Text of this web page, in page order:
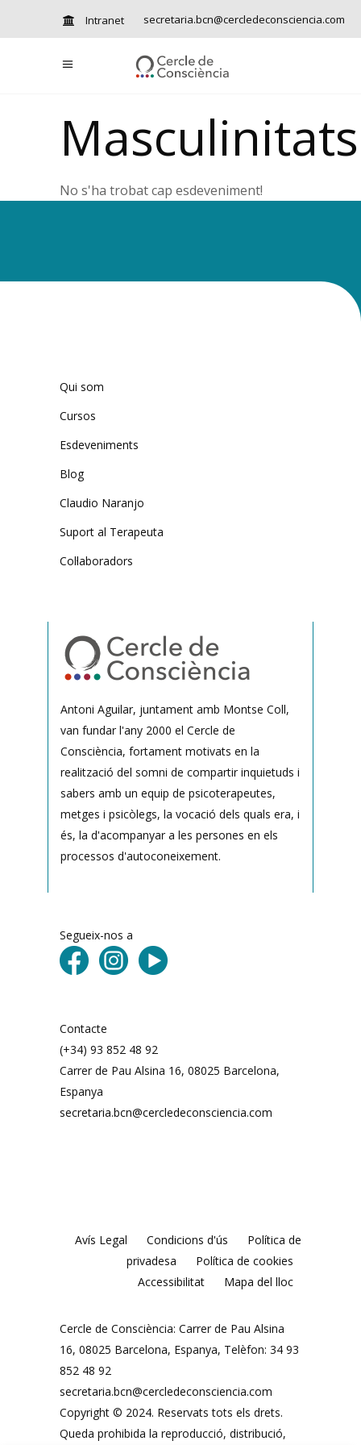
Intranet secretaria.bcn@cercledeconsciencia.com
Masculinitats
No s'ha trobat cap esdeveniment!
Qui som
Cursos
Esdeveniments
Blog
Claudio Naranjo
Suport al Terapeuta
Col·laboradors
Antoni Aguilar, juntament amb Montse Coll,
van fundar l'any 2000 el Cercle de
Consciència, fortament motivats en la
realització del somni de compartir inquietuds i
sabers amb un equip de psicoterapeutes,
metges i psicòlegs, la vocació dels quals era, i
és, la d'acompanyar a les persones en els
processos d'autoconeixement.
Segueix-nos a
Contacte
(+34) 93 852 48 92
Carrer de Pau Alsina 16, 08025 Barcelona, ​​
Espanya
secretaria.bcn@cercledeconsciencia.com
Avís Legal Condicions d'ús
Política de
privadesa
Política de cookies
Accessibilitat
Mapa del lloc
Cercle de Consciència: Carrer de Pau Alsina
16, 08025 Barcelona, ​​Espanya, Telèfon: 34 93
852 48 92
secretaria.bcn@cercledeconsciencia.com
Copyright © 2024. Reservats tots els drets.
Queda prohibida la reproducció, distribució,